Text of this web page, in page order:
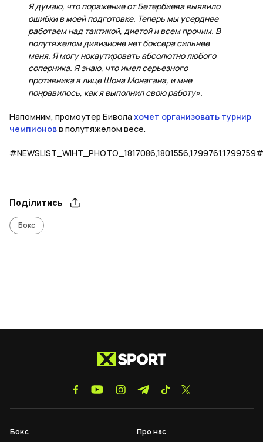
Я думаю, что поражение от Бетербиева выявило
ошибки в моей подготовке. Теперь мы усерднее
работаем над тактикой, диетой и всем прочим. В
полутяжелом дивизионе нет боксера сильнее
меня. Я могу нокаутировать абсолютно любого
соперника. Я знаю, что имел серьезного
противника в лице Шона Монагана, и мне
понравилось, как я выполнил свою работу».
Напомним, промоутер Бивола хочет организовать турнир
чемпионовв полутяжелом весе.
#NEWSLIST_WIHT_PHOTO_1817086,1801556,1799761,1799759#
Поділитись
Бокс
Бокс Про нас